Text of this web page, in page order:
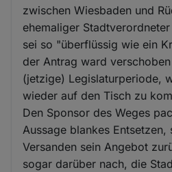
zwischen Wiesbaden und
ehemaliger
sei so "überflüssig wie ein
der Antrag ward
(jetzige) Legislaturperiode,
wieder auf den Tisch zu
Den Sponsor des Weges
Aussage blankes
Versanden sein Angebot
sogar darüber nach, die